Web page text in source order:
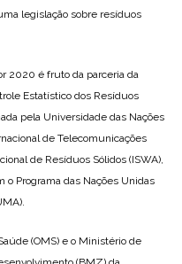
legislação sobre resíduos
2020 é fruto da parceria da
Estatístico dos Resíduos
pela Universidade das Nações
de Telecomunicações
de Resíduos Sólidos (ISWA),
o Programa das Nações Unidas
(OMS) e o Ministério de